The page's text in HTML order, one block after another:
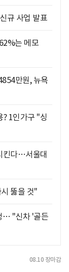
규 사업 발표
는 메모
만원, 뉴욕
? 1인가구 "싱
킨다…서울대
뚫을 것"
… "신차 '골든
08.10 장마감